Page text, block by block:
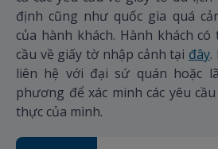
định cũng như quốc gia quá
của hành khách. Hành khách
cầu về giấy tờ nhập cảnh tại đây.
liên hệ với đại sứ quán hoặc
phương để xác minh các yêu
thực của mình.